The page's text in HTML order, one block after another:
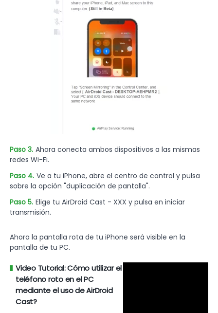
Paso 3. Ahora conecta ambos dispositivos a las mismas
redes Wi-Fi.
Paso 4. Ve a tu iPhone, abre el centro de control y pulsa
sobre la opción "duplicación de pantalla".
Paso 5. Elige tu AirDroid Cast - XXX y pulsa en iniciar
transmisión.
Ahora la pantalla rota de tu iPhone será visible en la
pantalla de tu PC.
Video Tutorial: Cómo utilizar el
teléfono roto en el PC
mediante el uso de AirDroid
Cast?